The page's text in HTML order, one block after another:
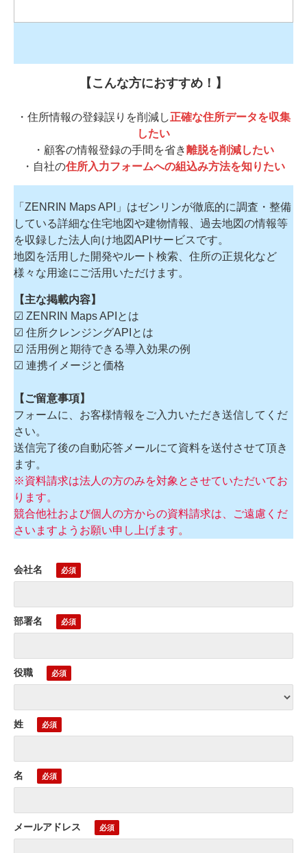
【こんな方におすすめ！】
・住所情報の登録誤りを削減し正確な住所データを収集
したい
・顧客の情報登録の手間を省き離脱を削減したい
・自社の住所入力フォームへの組込み方法を知りたい
「ZENRIN Maps API」はゼンリンが徹底的に調査・整備
している詳細な住宅地図や建物情報、過去地図の情報等
を収録した法人向け地図APIサービスです。
地図を活用した開発やルート検索、住所の正規化など
様々な用途にご活用いただけます。
【主な掲載内容】
☑ ZENRIN Maps APIとは
☑ 住所クレンジングAPIとは
☑ 活用例と期待できる導入効果の例
☑ 連携イメージと価格
【ご留意事項】
フォームに、お客様情報をご入力いただき送信してくだ
さい。
送信完了後の自動応答メールにて資料を送付させて頂き
ます。
※資料請求は法人の方のみを対象とさせていただいてお
ります。
競合他社および個人の方からの資料請求は、ご遠慮くだ
さいますようお願い申し上げます。
会社名
部署名
役職
姓
名
メールアドレス